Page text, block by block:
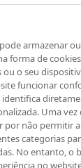
as
de
armazenar
forma de
ou o seu
funcionar
Uma
por não permitir
categorias
No entanto, o
no